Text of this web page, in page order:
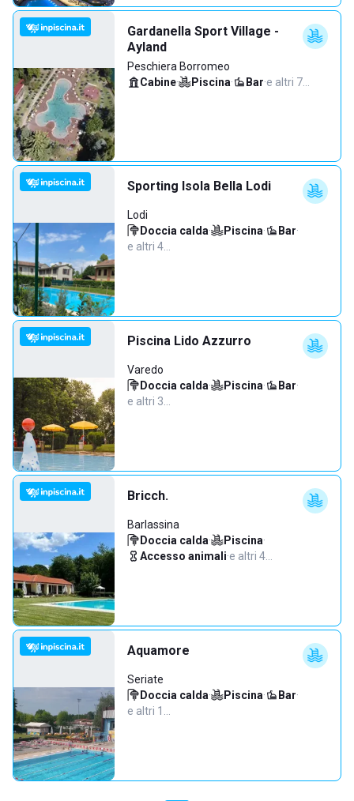
Gardanella Sport Village -
Ayland
Peschiera Borromeo
Cabine· Piscina· Bar·e altri 7…
Sporting Isola Bella Lodi
Lodi
Doccia calda· Piscina· Bar·
e altri 4…
Piscina Lido Azzurro
Varedo
Doccia calda· Piscina· Bar·
e altri 3…
Bricch.
Barlassina
Doccia calda· Piscina·
Accesso animali·e altri 4…
Aquamore
Seriate
Doccia calda· Piscina· Bar·
e altri 1…